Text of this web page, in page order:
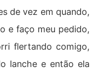
de vez em quando,
e faço meu pedido,
flertando comigo,
lanche e então ela